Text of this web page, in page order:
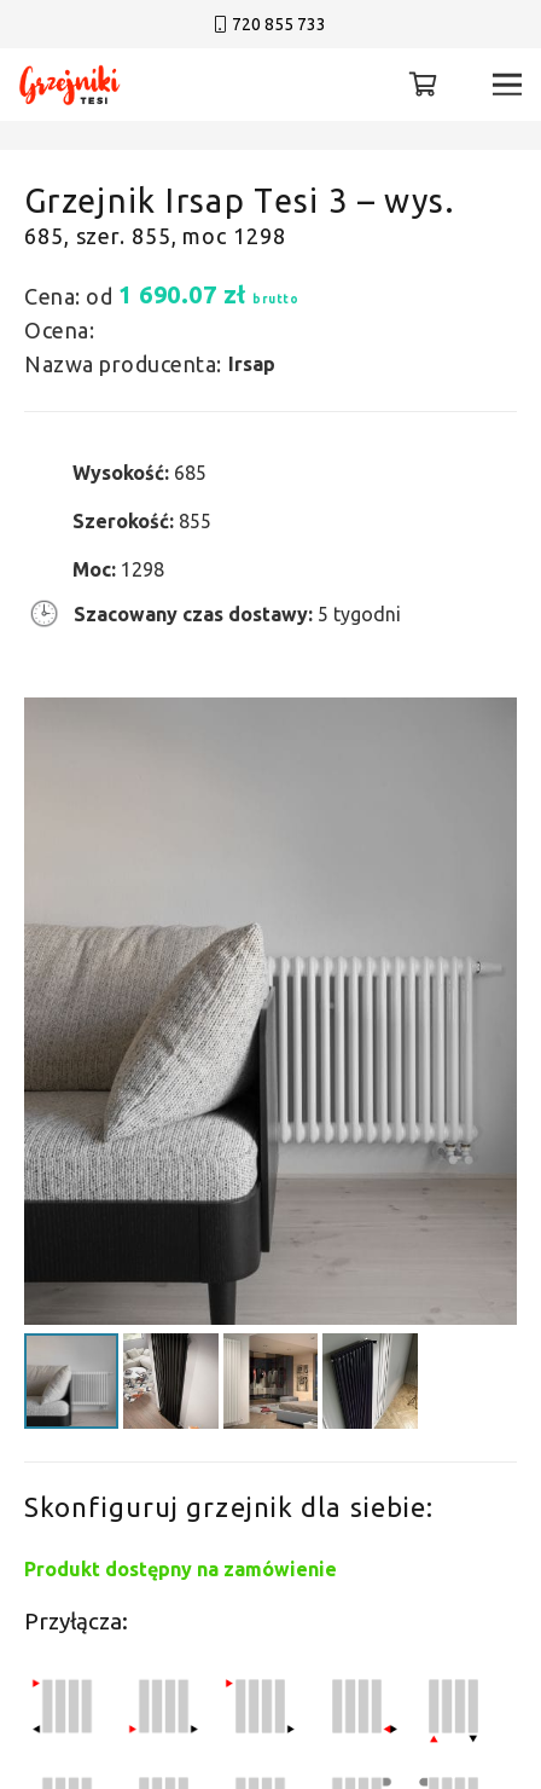
720 855 733
Grzejnik Irsap Tesi 3 – wys.
685, szer. 855, moc 1298
Cena: od 1 690.07 zł brutto
Ocena:
Nazwa producenta: Irsap
Wysokość: 685
Szerokość: 855
Moc: 1298
Szacowany czas dostawy: 5 tygodni
Skonfiguruj grzejnik dla siebie:
Produkt dostępny na zamówienie
Przyłącza: